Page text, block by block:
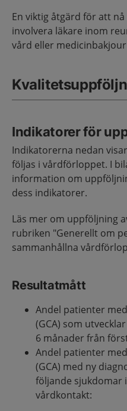
En viktig åtgärd för att
involvera läkare inom
vård eller
Indikatorer för
Indikatorerna nedan
följas i vårdförloppet. I
information om
dess indikatorer.
Läs mer om uppföljning
rubriken "Generellt om
sammanhållna
Resultatmått
Andel patienter
(GCA) som
6 månader från
Andel patienter
(GCA) med ny
följande sjukdomar
vårdkontakt: